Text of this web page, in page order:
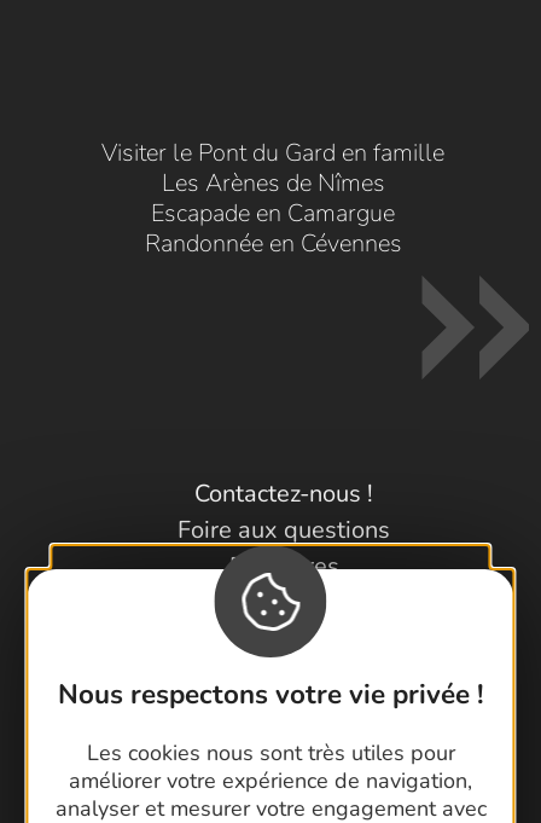
Nous respectons votre vie privée !
Les cookies nous sont très utiles pour
améliorer votre expérience de navigation,
analyser et mesurer votre engagement avec
Visiter le Pont du Gard en famille
Les Arènes de Nîmes
Escapade en Camargue
Randonnée en Cévennes
Contactez-nous !
Foire aux questions
Brochures
Cartoguides et Topoguides
Latitude Gard